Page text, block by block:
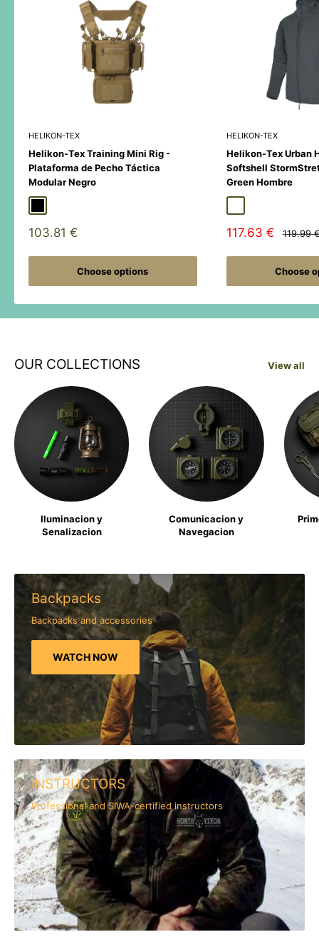
HELIKON-TEX
Helikon-Tex Training Mini Rig -
Plataforma de Pecho Táctica
Modular Negro
Sale
103.81 €
Choose options
HELIKON-TEX
Helikon-Tex Urban
Softshell
Green Hombre
Sale
117.63 €
Regular
119.99
Choose
OUR COLLECTIONS View all
Iluminacion y
Senalizacion
Comunicacion y
Navegacion
Backpacks
Backpacks and accessories
WATCH NOW
INSTRUCTORS
Professional and SIWA-certified instructors